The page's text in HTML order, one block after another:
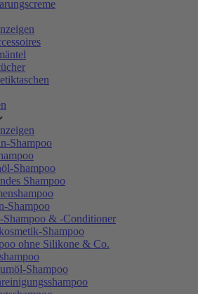
Shampoo
Shampoo
Shampoo
Shampoo
Shampoo & -Conditioner
Shampoo
ohne Silikone & Co.
Shampoo